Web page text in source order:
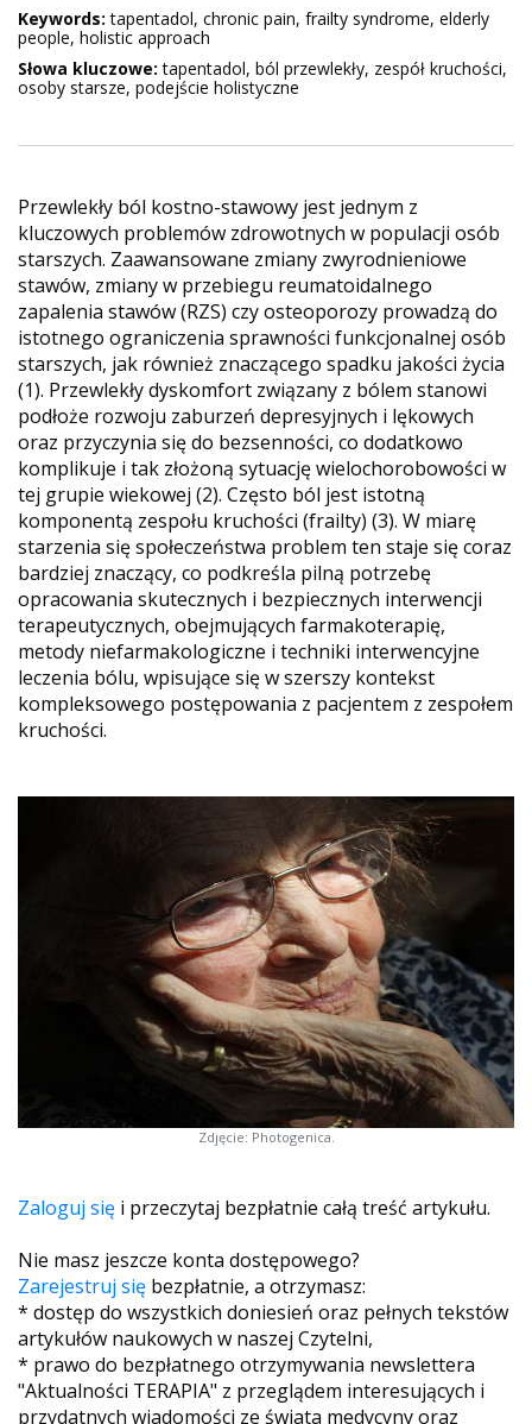
Keywords: tapentadol, chronic pain, frailty syndrome, elderly
people, holistic approach
Słowa kluczowe: tapentadol, ból przewlekły, zespół kruchości,
osoby starsze, podejście holistyczne
Przewlekły ból kostno-stawowy jest jednym z
kluczowych problemów zdrowotnych w populacji osób
starszych. Zaawansowane zmiany zwyrodnieniowe
stawów, zmiany w przebiegu reumatoidalnego
zapalenia stawów (RZS) czy osteoporozy prowadzą do
istotnego ograniczenia sprawności funkcjonalnej osób
starszych, jak również znaczącego spadku jakości życia
(1). Przewlekły dyskomfort związany z bólem stanowi
podłoże rozwoju zaburzeń depresyjnych i lękowych
oraz przyczynia się do bezsenności, co dodatkowo
komplikuje i tak złożoną sytuację wielochorobowości w
tej grupie wiekowej (2). Często ból jest istotną
komponentą zespołu kruchości (frailty) (3). W miarę
starzenia się społeczeństwa problem ten staje się coraz
bardziej znaczący, co podkreśla pilną potrzebę
opracowania skutecznych i bezpiecznych interwencji
terapeutycznych, obejmujących farmakoterapię,
metody niefarmakologiczne i techniki interwencyjne
leczenia bólu, wpisujące się w szerszy kontekst
kompleksowego postępowania z pacjentem z zespołem
kruchości.
Zdjęcie: Photogenica.
Zaloguj się i przeczytaj bezpłatnie całą treść artykułu.
Nie masz jeszcze konta dostępowego?
Zarejestruj się bezpłatnie, a otrzymasz:
* dostęp do wszystkich doniesień oraz pełnych tekstów
artykułów naukowych w naszej Czytelni,
* prawo do bezpłatnego otrzymywania newslettera
"Aktualności TERAPIA" z przeglądem interesujących i
przydatnych wiadomości ze świata medycyny oraz